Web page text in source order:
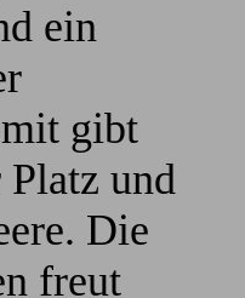
ein
gibt
Platz und
Die
freut